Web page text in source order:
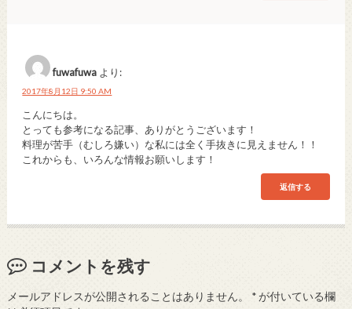
fuwafuwa より:
2017年8月12日 9:50 AM
こんにちは。
とっても参考になる記事、ありがとうございます！
料理が苦手（むしろ嫌い）な私には全く手抜きに見えません！！
これからも、いろんな情報お願いします！
返信する
コメントを残す
メールアドレスが公開されることはありません。 *が付いている欄